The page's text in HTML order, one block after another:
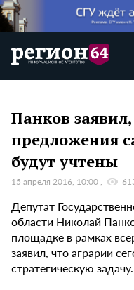
Панков
предложения
будут учтены
15 апреля 2016, 10:00
Депутат
области Николай
площадке в рамках
заявил, что аграрии
стратегическую задачу.